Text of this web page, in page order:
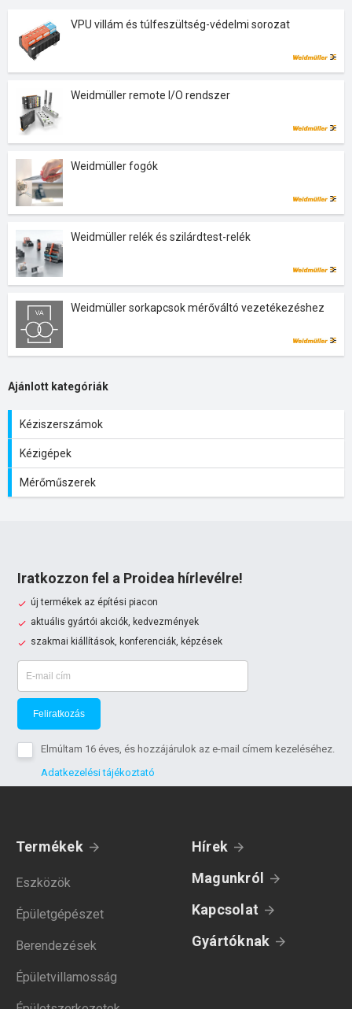
VPU villám és túlfeszültség-védelmi sorozat
Weidmüller remote I/O rendszer
Weidmüller fogók
Weidmüller relék és szilárdtest-relék
Weidmüller sorkapcsok mérőváltó vezetékezéshez
Ajánlott kategóriák
Kéziszerszámok
Kézigépek
Mérőműszerek
Iratkozzon fel a Proidea hírlevélre!
új termékek az építési piacon
aktuális gyártói akciók, kedvezmények
szakmai kiállítások, konferenciák, képzések
Feliratkozás
Elmúltam 16 éves, és hozzájárulok az e-mail címem kezeléséhez.
Adatkezelési tájékoztató
Termékek
Eszközök
Épületgépészet
Berendezések
Épületvillamosság
Hírek
Magunkról
Kapcsolat
Gyártóknak